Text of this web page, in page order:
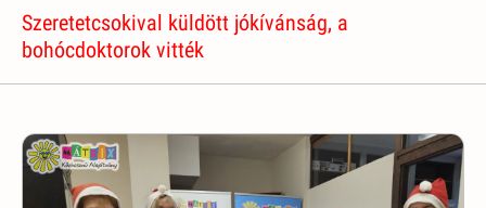
Szeretetcsokival küldött jókívánság, a
bohócdoktorok vitték